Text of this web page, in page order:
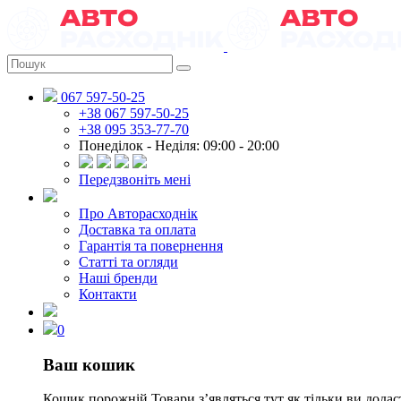
067 597-50-25
+38 067 597-50-25
+38 095 353-77-70
Понеділок - Неділя: 09:00 - 20:00
Передзвоніть мені
Про Авторасходнік
Доставка та оплата
Гарантія та повернення
Статті та огляди
Наші бренди
Контакти
0
Ваш кошик